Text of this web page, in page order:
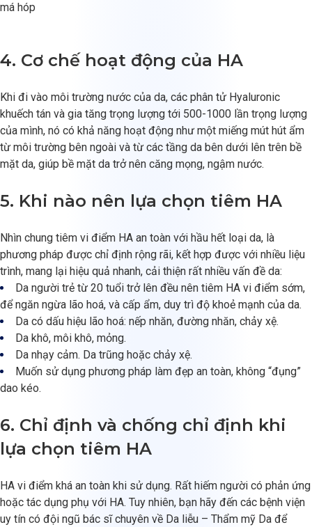
má hóp
4. Cơ chế hoạt động của HA
Khi đi vào môi trường nước của da, các phân tử Hyaluronic
khuếch tán và gia tăng trọng lượng tới 500-1000 lần trọng lượng
của mình, nó có khả năng hoạt động như một miếng mút hút ẩm
từ môi trường bên ngoài và từ các tầng da bên dưới lên trên bề
mặt da, giúp bề mặt da trở nên căng mọng, ngậm nước.
5. Khi nào nên lựa chọn tiêm HA
Nhìn chung tiêm vi điểm HA an toàn với hầu hết loại da, là
phương pháp được chỉ định rộng rãi, kết hợp được với nhiều liệu
trình, mang lại hiệu quả nhanh, cải thiện rất nhiều vấn đề da:
Da người trẻ từ 20 tuổi trở lên đều nên tiêm HA vi điểm sớm,
để ngăn ngừa lão hoá, và cấp ẩm, duy trì độ khoẻ mạnh của da.
Da có dấu hiệu lão hoá: nếp nhăn, đường nhăn, chảy xệ.
Da khô, môi khô, mỏng.
Da nhạy cảm. Da trũng hoặc chảy xệ.
Muốn sử dụng phương pháp làm đẹp an toàn, không “đụng”
dao kéo.
6. Chỉ định và chống chỉ định khi
lựa chọn tiêm HA
HA vi điểm khá an toàn khi sử dụng. Rất hiếm người có phản ứng
hoặc tác dụng phụ với HA. Tuy nhiên, bạn hãy đến các bệnh viện
uy tín có đội ngũ bác sĩ chuyên về Da liễu – Thẩm mỹ Da để